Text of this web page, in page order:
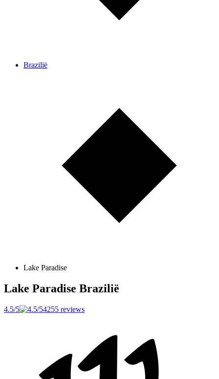
Brazilië
Lake Paradise
Lake Paradise Brazilië
4.5/5 4255 reviews